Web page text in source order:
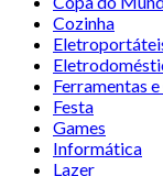
Cozinha
Ferramentas
Festa
Games
Informática
Lazer